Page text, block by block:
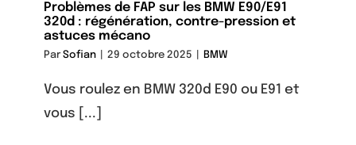
Problèmes de FAP sur les BMW E90/E91
320d : régénération, contre-pression et
astuces mécano
ParSofian 29 octobre 2025 BMW
Vous roulez en BMW 320d E90 ou E91 et
vous [...]